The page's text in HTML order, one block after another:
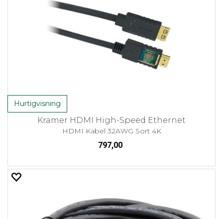
Hurtigvisning
Kramer HDMI High-Speed Ethernet
HDMI Kabel 32AWG Sort 4K
797,00